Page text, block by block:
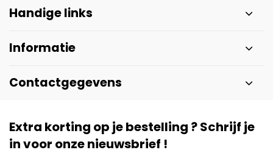
Handige links
Informatie
Contactgegevens
Extra korting op je bestelling ? Schrijf je
in voor onze nieuwsbrief !